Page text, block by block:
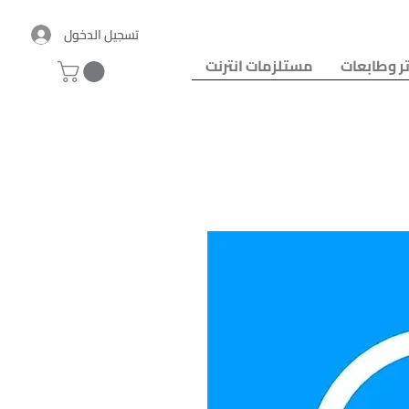
تسجيل الدخول
وطابعات مستلزمات انترنت